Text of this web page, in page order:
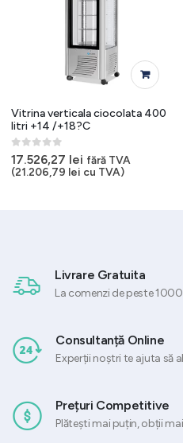
Vitrina verticala ciocolata 400
litri +14 /+18?C
0out of 5
17.526,27 lei fără TVA
(21.206,79 lei cu TVA)
Livrare Gratuita
La comenzi de peste 1000
Consultanță Online
Experții noștri te ajuta să
Prețuri Competitive
Plătești mai puțin, obții